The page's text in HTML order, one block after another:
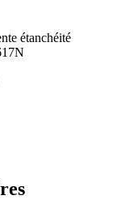
étanchéité